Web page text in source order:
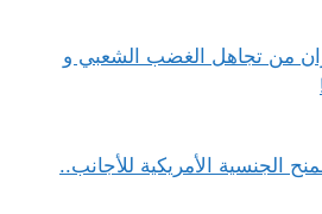
من تجاهل الغضب الشعبي و
الجنسية الأمريكية للأجانب..